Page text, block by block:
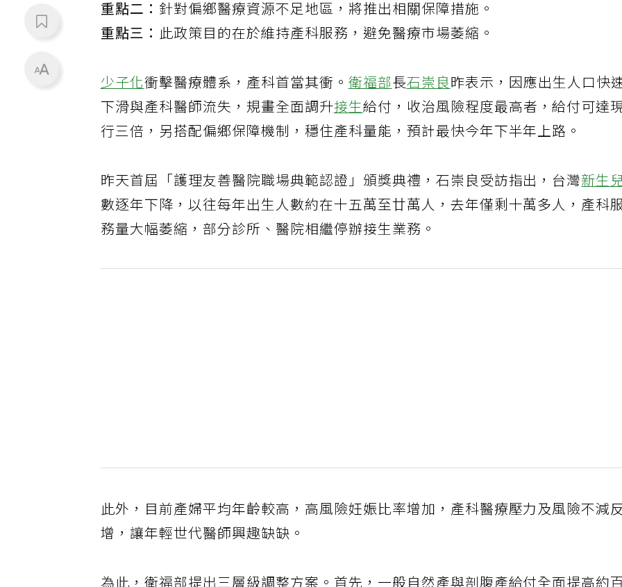
重點二： 針對偏鄉醫療資源不足地區，將推出相關保障措施。
重點三： 此政策目的在於維持產科服務，避免醫療市場萎縮。
少子化衝擊醫療體系，產科首當其衝。衛福部長石崇良昨表示，因應出生人口快
下滑與產科醫師流失，規畫全面調升接生給付，收治風險程度最高者，給付可達
行三倍，另搭配偏鄉保障機制，穩住產科量能，預計最快今年下半年上路。
昨天首屆「護理友善醫院職場典範認證」頒獎典禮，石崇良受訪指出，台灣新生
數逐年下降，以往每年出生人數約在十五萬至廿萬人，去年僅剩十萬多人，產科
務量大幅萎縮，部分診所、醫院相繼停辦接生業務。
此外，目前產婦平均年齡較高，高風險妊娠比率增加，產科醫療壓力及風險不減
增，讓年輕世代醫師興趣缺缺。